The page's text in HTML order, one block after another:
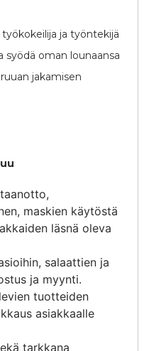
ja työntekijä
syödä oman lounaansa
jakamisen
maskien käytöstä
läsnä oleva
salaattien ja
ja myynti.
tuotteiden
asiakkaalle
tarkkana